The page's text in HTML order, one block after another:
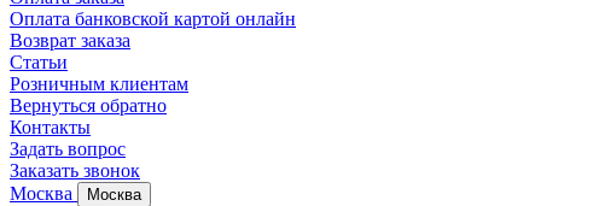
Оплата банковской картой онлайн
Возврат заказа
Статьи
Розничным клиентам
Вернуться обратно
Контакты
Задать вопрос
Заказать звонок
Москва
Москва